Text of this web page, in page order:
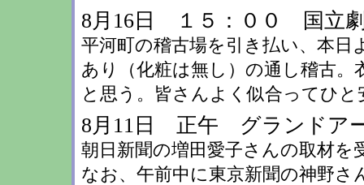
8月16日 １５：００ 国立劇
平河町の稽古場を引き払い、本日
あり（化粧は無し）の通し稽古
と思う。皆さんよく似合ってひと
8月11日 正午 グランドア
朝日新聞の増田愛子さんの取材
なお、午前中に東京新聞の神野さ